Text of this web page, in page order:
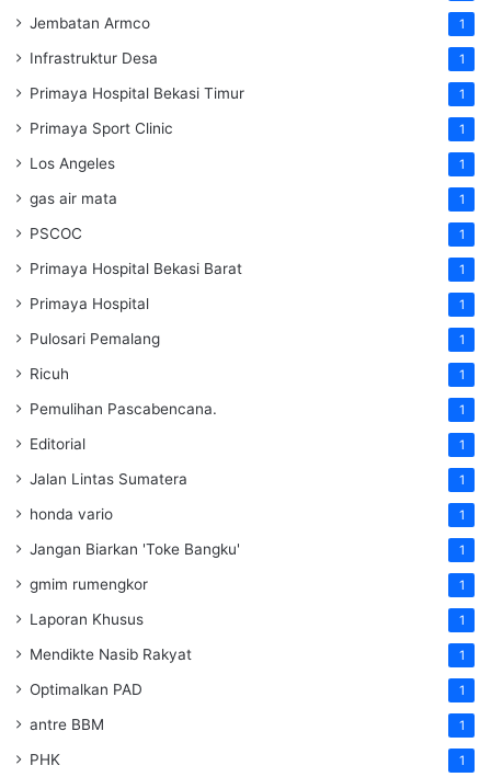
Jembatan Armco 1
Infrastruktur Desa 1
Primaya Hospital Bekasi Timur 1
Primaya Sport Clinic 1
Los Angeles 1
gas air mata 1
PSCOC 1
Primaya Hospital Bekasi Barat 1
Primaya Hospital 1
Pulosari Pemalang 1
Ricuh 1
Pemulihan Pascabencana. 1
Editorial 1
Jalan Lintas Sumatera 1
honda vario 1
Jangan Biarkan 'Toke Bangku' 1
gmim rumengkor 1
Laporan Khusus 1
Mendikte Nasib Rakyat 1
Optimalkan PAD 1
antre BBM 1
PHK 1